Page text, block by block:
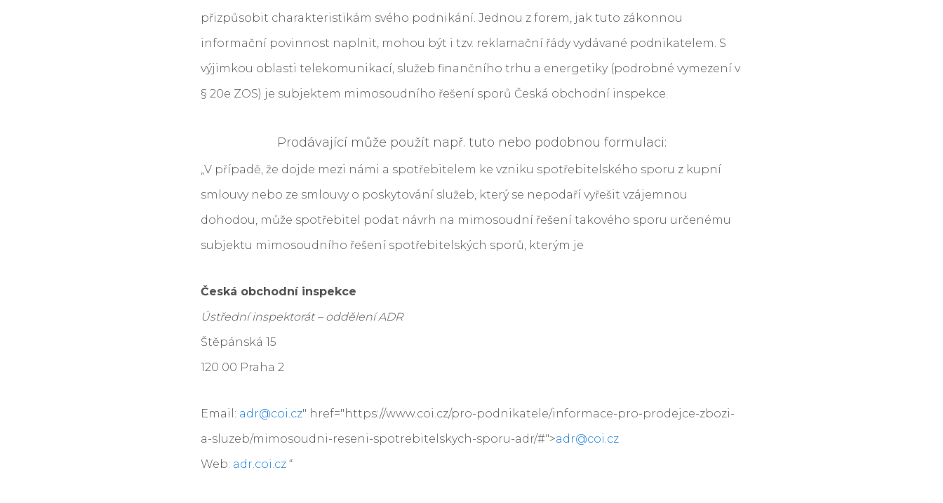
přizpůsobit charakteristikám svého podnikání. Jednou z forem, jak tuto zákonnou
informační povinnost naplnit, mohou být i tzv. reklamační řády vydávané podnikatelem. S
výjimkou oblasti telekomunikací, služeb finančního trhu a energetiky (podrobné vymezení v
§ 20e ZOS) je subjektem mimosoudního řešení sporů Česká obchodní inspekce.
Prodávající může použít např. tuto nebo podobnou formulaci:
„V případě, že dojde mezi námi a spotřebitelem ke vzniku spotřebitelského sporu z kupní
smlouvy nebo ze smlouvy o poskytování služeb, který se nepodaří vyřešit vzájemnou
dohodou, může spotřebitel podat návrh na mimosoudní řešení takového sporu určenému
subjektu mimosoudního řešení spotřebitelských sporů, kterým je
Česká obchodní inspekce
Ústřední inspektorát – oddělení ADR
Štěpánská 15
120 00 Praha 2
Email: adr@coi.cz" href="https://www.coi.cz/pro-podnikatele/informace-pro-prodejce-zbozi-
a-sluzeb/mimosoudni-reseni-spotrebitelskych-sporu-adr/#">adr@coi.cz
Web: adr.coi.cz “